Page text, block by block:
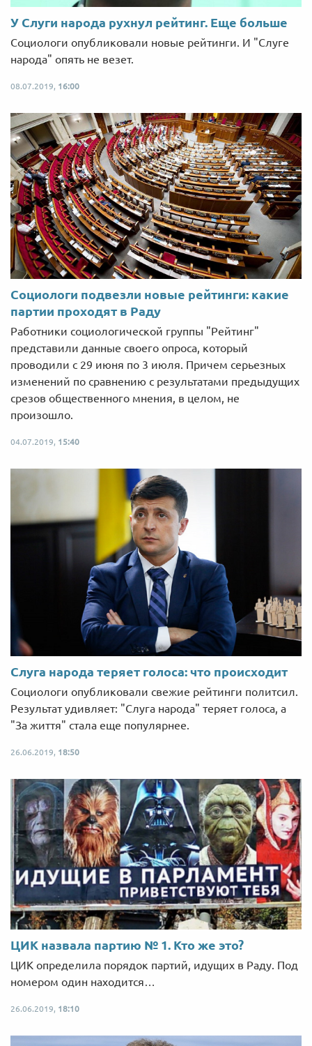
У Слуги народа рухнул рейтинг. Еще больше
Социологи опубликовали новые рейтинги. И "Слуге
народа" опять не везет.
08.07.2019, 16:00
Социологи подвезли новые рейтинги: какие
партии проходят в Раду
Работники социологической группы "Рейтинг"
представили данные своего опроса, который
проводили с 29 июня по 3 июля. Причем серьезных
изменений по сравнению с результатами предыдущих
срезов общественного мнения, в целом, не
произошло.
04.07.2019, 15:40
Слуга народа теряет голоса: что происходит
Социологи опубликовали свежие рейтинги политсил.
Результат удивляет: "Слуга народа" теряет голоса, а
"За життя" стала еще популярнее.
26.06.2019, 18:50
ЦИК назвала партию № 1. Кто же это?
ЦИК определила порядок партий, идущих в Раду. Под
номером один находится…
26.06.2019, 18:10